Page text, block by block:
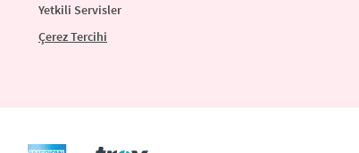
Yetkili Servisler
Çerez Tercihi